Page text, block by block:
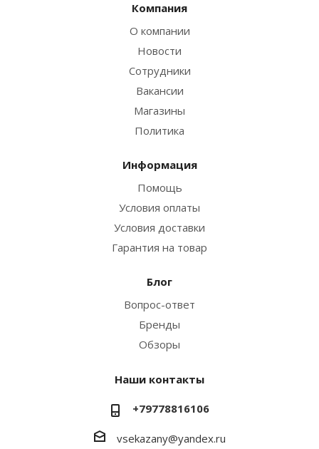
Компания
О компании
Новости
Сотрудники
Вакансии
Магазины
Политика
Информация
Помощь
Условия оплаты
Условия доставки
Гарантия на товар
Блог
Вопрос-ответ
Бренды
Обзоры
Наши контакты
+79778816106
vsekazany@yandex.ru